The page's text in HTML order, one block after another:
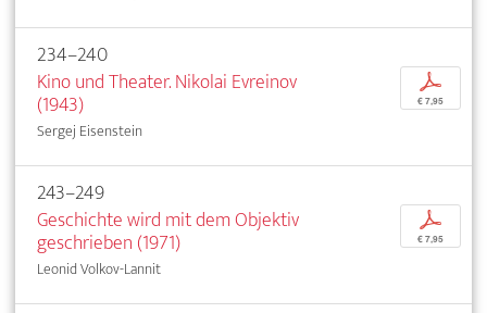
234–240
Kino und Theater. Nikolai Evreinov
(1943)
Sergej Eisenstein
p
€ 7,95
243–249
Geschichte wird mit dem Objektiv
geschrieben (1971)
Leonid Volkov-Lannit
p
€ 7,95